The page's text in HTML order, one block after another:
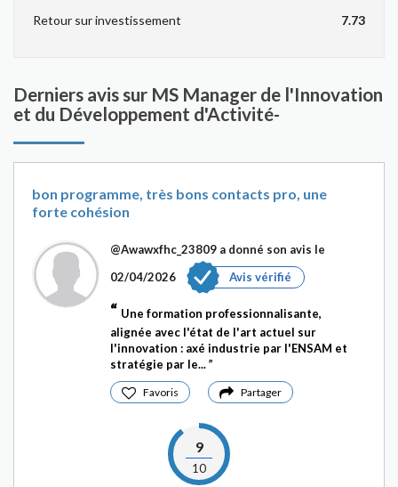
Retour sur investissement
7.73
Derniers avis sur MS Manager de l'Innovation
et du Développement d'Activité-
bon programme, très bons contacts pro, une
forte cohésion
@Awawxfhc_23809 a donné son avis le
02/04/2026
Avis vérifié
Une formation professionnalisante,
alignée avec l'état de l'art actuel sur
l'innovation : axé industrie par l'ENSAM et
stratégie par le...
Favoris Partager
9
10